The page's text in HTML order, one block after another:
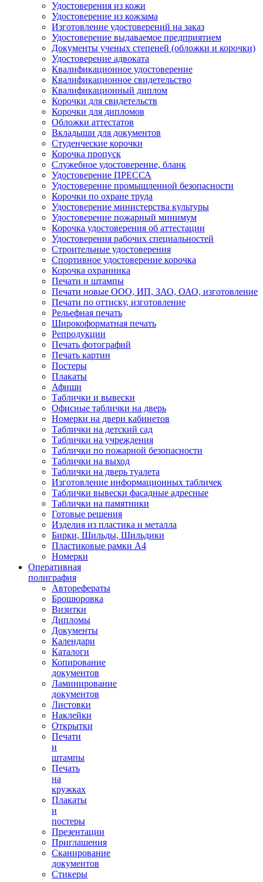
Удостоверения из кожи
Удостоверение из кожзама
Изготовление удостоверений на заказ
Удостоверение выдаваемое предприятием
Документы ученых степеней (обложки и корочки)
Удостоверение адвоката
Квалификационное удостоверение
Квалификационное свидетельство
Квалификационный диплом
Корочки для свидетельств
Корочки для дипломов
Обложки аттестатов
Вкладыши для документов
Студенческие корочки
Корочка пропуск
Служебное удостоверение, бланк
Удостоверение ПРЕССА
Удостоверение промышленной безопасности
Корочки по охране труда
Удостоверение министерства культуры
Удостоверение пожарный минимум
Корочка удостоверения об аттестации
Удостоверения рабочих специальностей
Строительные удостоверения
Спортивное удостоверение корочка
Корочка охранника
Печати и штампы
Печати новые ООО, ИП, ЗАО, ОАО, изготовление
Печати по оттиску, изготовление
Рельефная печать
Широкоформатная печать
Репродукции
Печать фотографий
Печать картин
Постеры
Плакаты
Афиши
Таблички и вывески
Офисные таблички на дверь
Номерки на двери кабинетов
Таблички на детский сад
Таблички на учреждения
Таблички по пожарной безопасности
Таблички на выход
Таблички на дверь туалета
Изготовление информационных табличек
Таблички вывески фасадные адресные
Таблички на памятники
Готовые решения
Изделия из пластика и металла
Бирки, Шильды, Шильдики
Пластиковые рамки А4
Номерки
Оперативная
полиграфия
Авторефераты
Брошюровка
Визитки
Дипломы
Документы
Календари
Каталоги
Копирование
документов
Ламинирование
документов
Листовки
Наклейки
Открытки
Печати
и
штампы
Печать
на
кружках
Плакаты
и
постеры
Презентации
Приглашения
Сканирование
документов
Стикеры